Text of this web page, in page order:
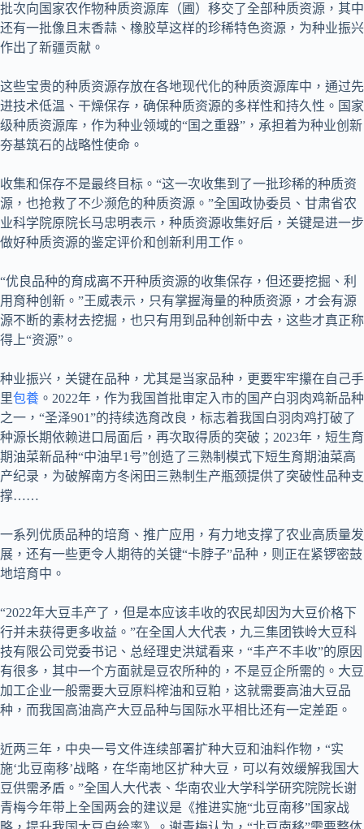
批次向国家农作物种质资源库（圃）移交了全部种质资源，其中
还有一批像且末香蒜、橡胶草这样的珍稀特色资源，为种业振兴
作出了新疆贡献。
这些宝贵的种质资源存放在各地现代化的种质资源库中，通过先
进技术低温、干燥保存，确保种质资源的多样性和持久性。国家
级种质资源库，作为种业领域的“国之重器”，承担着为种业创新
夯基筑石的战略性使命。
收集和保存不是最终目标。“这一次收集到了一批珍稀的种质资
源，也抢救了不少濒危的种质资源。”全国政协委员、甘肃省农
业科学院原院长马忠明表示，种质资源收集好后，关键是进一步
做好种质资源的鉴定评价和创新利用工作。
“优良品种的育成离不开种质资源的收集保存，但还要挖掘、利
用育种创新。”王威表示，只有掌握海量的种质资源，才会有源
源不断的素材去挖掘，也只有用到品种创新中去，这些才真正称
得上“资源”。
种业振兴，关键在品种，尤其是当家品种，更要牢牢攥在自己手
里包養 。2022年，作为我国首批审定入市的国产白羽肉鸡新品种
之一，“圣泽901”的持续选育改良，标志着我国白羽肉鸡打破了
种源长期依赖进口局面后，再次取得质的突破；2023年，短生育
期油菜新品种“中油早1号”创造了三熟制模式下短生育期油菜高
产纪录，为破解南方冬闲田三熟制生产瓶颈提供了突破性品种支
撑……
一系列优质品种的培育、推广应用，有力地支撑了农业高质量发
展，还有一些更令人期待的关键“卡脖子”品种，则正在紧锣密鼓
地培育中。
“2022年大豆丰产了，但是本应该丰收的农民却因为大豆价格下
行并未获得更多收益。”在全国人大代表，九三集团铁岭大豆科
技有限公司党委书记、总经理史洪斌看来，“丰产不丰收”的原因
有很多，其中一个方面就是豆农所种的，不是豆企所需的。大豆
加工企业一般需要大豆原料榨油和豆粕，这就需要高油大豆品
种，而我国高油高产大豆品种与国际水平相比还有一定差距。
近两三年，中央一号文件连续部署扩种大豆和油料作物，“实
施‘北豆南移’战略，在华南地区扩种大豆，可以有效缓解我国大
豆供需矛盾。”全国人大代表、华南农业大学科学研究院院长谢
青梅今年带上全国两会的建议是《推进实施“北豆南移”国家战